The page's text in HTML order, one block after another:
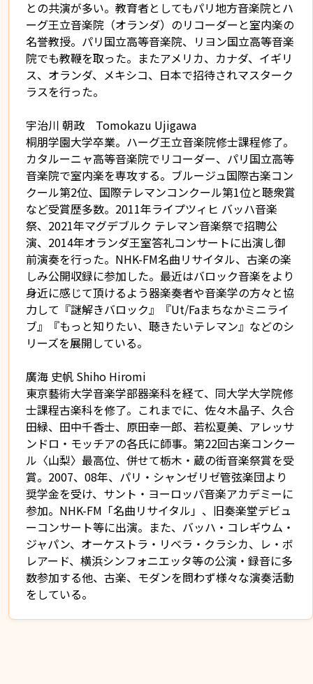
との共演が多い。教育者としてもパリ地方音楽院とハ
ーグ王立音楽院（オランダ）のリコーダーと室内楽の
名誉教授。パリ国立高等音楽院、リヨン国立高等音楽
院でも教鞭を取った。またアメリカ、カナダ、イギリ
ス、オランダ、メキシコ、日本で招待されマスターク
ラスを行った。
宇治川 朝政 Tomokazu Ujigawa
桐朋学園大学卒業。ハーグ王立音楽院修士課程修了。
カタルーニャ高等音楽院でリコーダー、パリ国立高等
音楽院で室内楽を専攻する。ブルージュ国際古楽コン
クール第2位、国際テレマンコンクール第1位と聴衆賞
など受賞歴多数。2011年ライプツィヒ バッハ音楽
祭、2021年マグデブルク テレマン音楽祭で招聘公
演、2014年オランダ王室答礼コンサートに出演し御
前演奏を行った。NHK-FM名曲リサイタル、古楽の楽
しみ公開収録に参加した。最近はバロック音楽をより
身近に感じて頂けるよう器楽奏者や音楽学の方々と協
力して『謎解きバロック』『Ut/Faまちなかミニライ
ブ』『もっと知りたい、聴きたいテレマン』などのシ
リーズを展開している。
廣海 史帆 Shiho Hiromi
東京藝術大学音楽学部器楽科を経て、同大学大学院修
士課程古楽科を修了。これまでに、佐々木晶子、久合
田緑、田中千香士、原田幸一郎、若松夏美、アレッサ
ンドロ・モッチアの各氏に師事。第22回古楽コンクー
ル〈山梨〉最高位、併せて栃木・蔵の街音楽祭賞を受
賞。2007、08年、パリ・シャンゼリゼ管弦楽団より
奨学金を受け、サント・ヨーロッパ音楽アカデミーに
参加。NHK-FM「名曲リサイタル」、旧奏楽堂デビュ
ーコンサート等に出演。また、バッハ・コレギウム・
ジャパン、オーケストラ・リベラ・クラシカ、レ・ボ
レアード、横浜シンフォニエッタ等の公演・録音に多
数参加する他、古楽、モダンを問わず様々な演奏活動
をしている。